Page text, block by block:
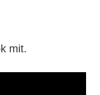
mit.